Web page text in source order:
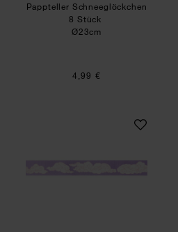
Pappteller Schneeglöckchen
8 Stück
Ø23cm
4,99 €
Blumen